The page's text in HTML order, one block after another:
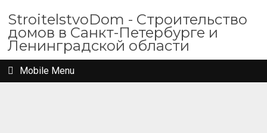
StroitelstvoDom - Строительство
домов в Санкт-Петербурге и
Ленинградской области
Mobile Menu